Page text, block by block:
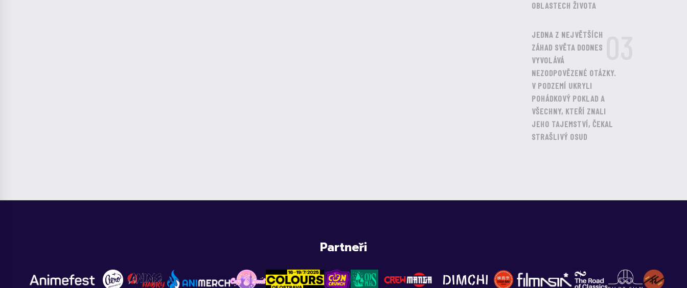
OBLASTECH ŽIVOTA
JEDNA Z NEJVĚTŠÍCH
ZÁHAD SVĚTA DODNES
VYVOLÁVÁ
NEZODPOVĚZENÉ OTÁZKY.
V PODZEMÍ UKRYLI
POHÁDKOVÝ POKLAD A
VŠECHNY, KTEŘÍ ZNALI
JEHO TAJEMSTVÍ, ČEKAL
STRAŠLIVÝ OSUD
Partneři